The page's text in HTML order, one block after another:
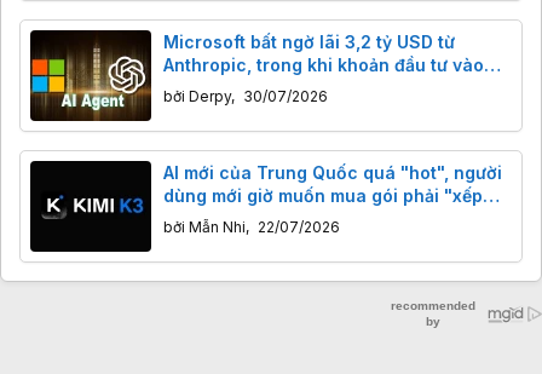
Microsoft bất ngờ lãi 3,2 tỷ USD từ
Anthropic, trong khi khoản đầu tư vào
OpenAI giảm mạnh
bởi Derpy, 30/07/2026
AI mới của Trung Quốc quá "hot", người
dùng mới giờ muốn mua gói phải "xếp
hàng"
bởi Mẫn Nhi, 22/07/2026